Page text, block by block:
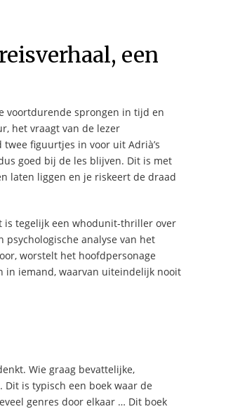
een
voortdurende sprongen in tijd en
het vraagt van de lezer
figuurtjes in voor uit Adrià’s
goed bij de les blijven. Dit is met
laten liggen en je riskeert de draad
is tegelijk een whodunit-thriller over
analyse van het
worstelt het hoofdpersonage
in iemand, waarvan uiteindelijk nooit
Wie graag bevattelijke,
is typisch een boek waar de
genres door elkaar … Dit boek